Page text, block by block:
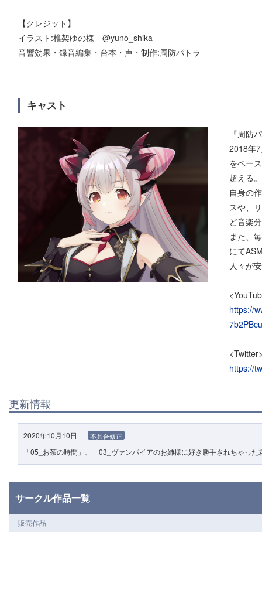
【クレジット】
イラスト:椎架ゆの様 @yuno_shika
音響効果・録音編集・台本・声・制作:周防パトラ
キャスト
『周防
2018年
をベー
超える。
自身の
スや、
ど音楽
また、
にて
人々が
https://
https://
更新情報
2020年10月10日 不具合修正
「05_お茶の時間」、「03_ヴァンパイアのお姉様に好き勝手されちゃっ
サークル作品一覧
販売作品